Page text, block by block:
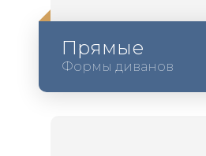
Прямые
Формы диванов